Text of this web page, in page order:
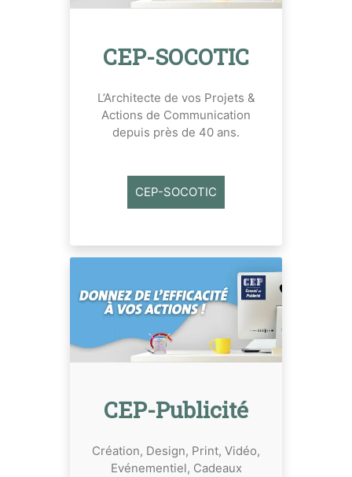
CEP-SOCOTIC
L’Architecte de vos Projets &
Actions de Communication
depuis près de 40 ans.
CEP-SOCOTIC
CEP-Publicité
Création, Design, Print, Vidéo,
Evénementiel, Cadeaux